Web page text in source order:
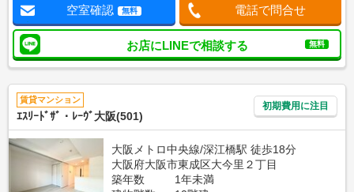
空室確認 無料 電話で問合せ
お店にLINEで相談する 無料
賃貸マンション
ｴｽﾘｰﾄﾞｻﾞ・ﾚｰｳﾞ大阪(501)
初期費用に注目
大阪メトロ中央線/深江橋駅 徒歩18分
大阪府大阪市東成区大今里２丁目
築年数
1年未満